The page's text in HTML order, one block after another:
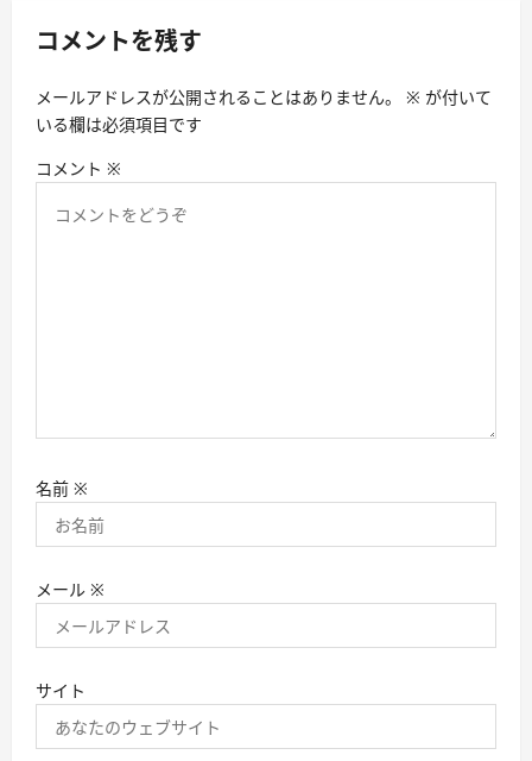
シ
ン
コメントを残す
メールアドレスが公開されることはありません。 ※ が付いて
いる欄は必須項目です
コメント ※
名前 ※
メール ※
サイト